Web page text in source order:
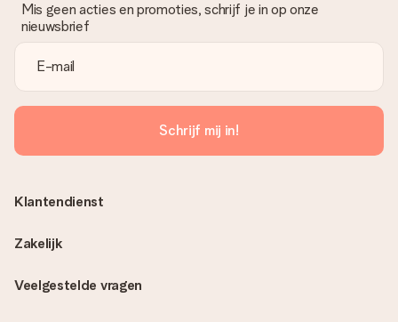
Mis geen acties en promoties, schrijf je in op onze
nieuwsbrief
Schrijf mij in!
Veelgestelde vragen
Klantendienst
Zakelijk